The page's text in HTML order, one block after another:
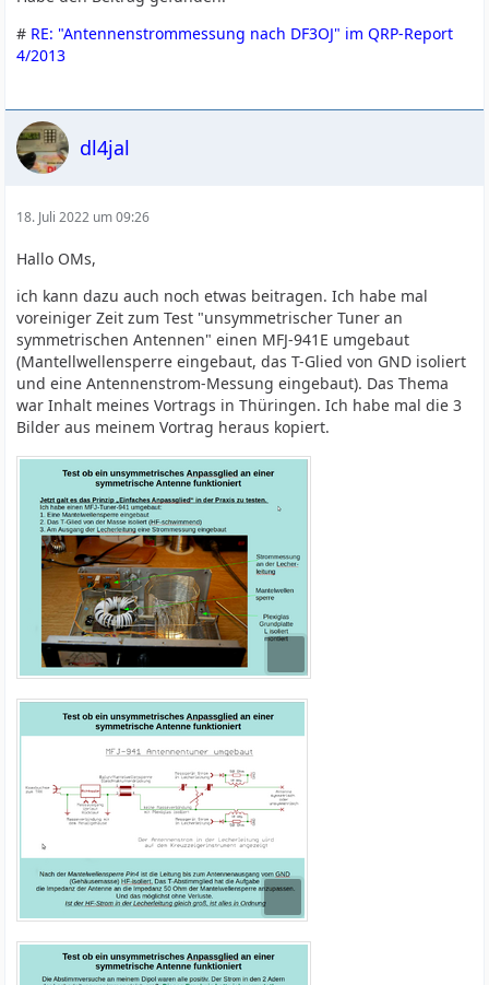
# RE: "Antennenstrommessung nach DF3OJ" im QRP-Report
4/2013
dl4jal
18. Juli 2022 um 09:26
Hallo OMs,
ich kann dazu auch noch etwas beitragen. Ich habe mal
voreiniger Zeit zum Test "unsymmetrischer Tuner an
symmetrischen Antennen" einen MFJ-941E umgebaut
(Mantellwellensperre eingebaut, das T-Glied von GND isoliert
und eine Antennenstrom-Messung eingebaut). Das Thema
war Inhalt meines Vortrags in Thüringen. Ich habe mal die 3
Bilder aus meinem Vortrag heraus kopiert.